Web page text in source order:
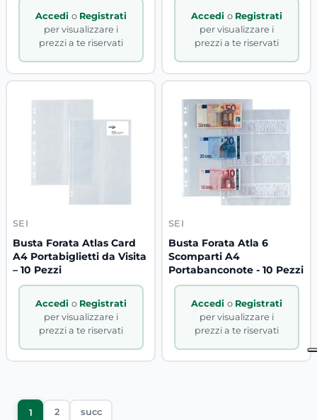
Accedi o Registrati
per visualizzare i
prezzi a te riservati
Accedi o Registrati
per visualizzare i
prezzi a te riservati
SEI
Busta Forata Atlas Card
A4 Portabiglietti da Visita
– 10 Pezzi
Accedi o Registrati
per visualizzare i
prezzi a te riservati
SEI
Busta Forata Atla 6
Scomparti A4
Portabanconote - 10 Pezzi
Accedi o Registrati
per visualizzare i
prezzi a te riservati
1 2 succ